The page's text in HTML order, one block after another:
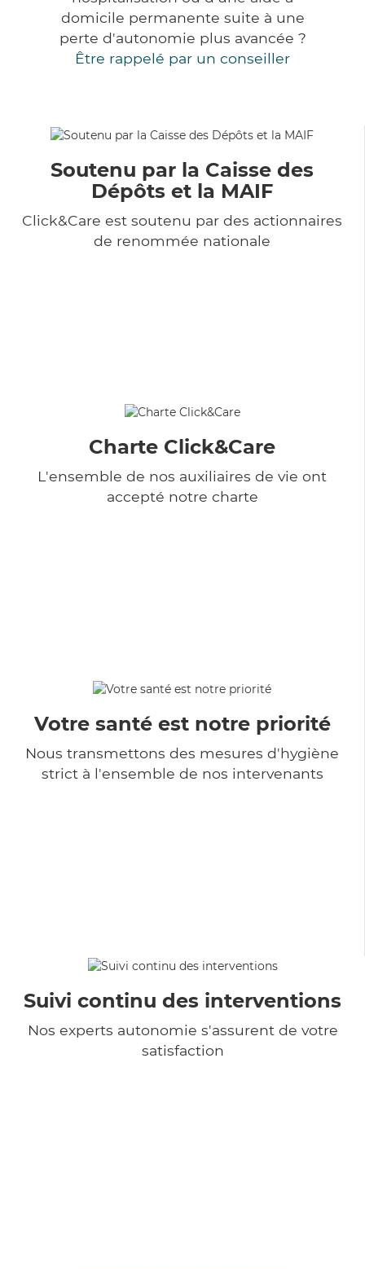
domicile permanente suite à une
perte d'autonomie plus avancée ?
Être rappelé par un conseiller
Soutenu par la Caisse des
Dépôts et la MAIF
Click&Care est soutenu par des actionnaires
de renommée nationale
Charte Click&Care
L'ensemble de nos auxiliaires de vie ont
accepté notre charte
Votre santé est notre priorité
Nous transmettons des mesures d'hygiène
strict à l'ensemble de nos intervenants
Suivi continu des interventions
Nos experts autonomie s'assurent de votre
satisfaction